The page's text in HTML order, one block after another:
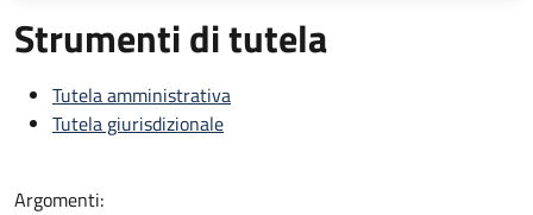
Strumenti di tutela
Tutela amministrativa
Tutela giurisdizionale
Argomenti: